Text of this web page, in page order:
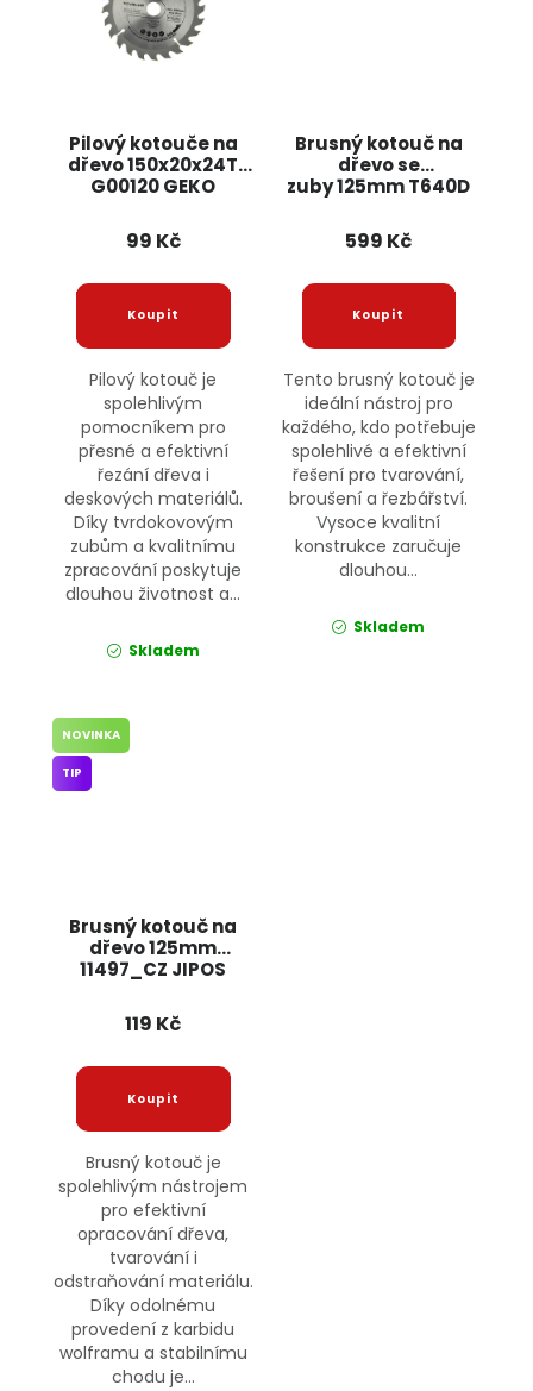
Pilový kotouče na
dřevo 150x20x24T
G00120 GEKO
99 Kč
Pilový kotouč je
spolehlivým
pomocníkem pro
přesné a efektivní
řezání dřeva i
deskových materiálů.
Díky tvrdokovovým
zubům a kvalitnímu
zpracování poskytuje
dlouhou životnost a...
Skladem
Brusný kotouč na
dřevo se
zuby 125mm T640D
599 Kč
Tento brusný kotouč je
ideální nástroj pro
každého, kdo potřebuje
spolehlivé a efektivní
řešení pro tvarování,
broušení a řezbářství.
Vysoce kvalitní
konstrukce zaručuje
dlouhou...
Skladem
Brusný kotouč na
dřevo 125mm
11497_CZ JIPOS
NOVINKA
TIP
119 Kč
Brusný kotouč je
spolehlivým nástrojem
pro efektivní
opracování dřeva,
tvarování i
odstraňování materiálu.
Díky odolnému
provedení z karbidu
wolframu a stabilnímu
chodu je...